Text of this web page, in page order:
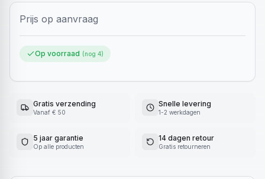
Prijs op aanvraag
Op voorraad (nog 4)
Gratis verzending
Vanaf € 50
Snelle levering
1-2 werkdagen
5 jaar garantie
Op alle producten
14 dagen retour
Gratis retourneren